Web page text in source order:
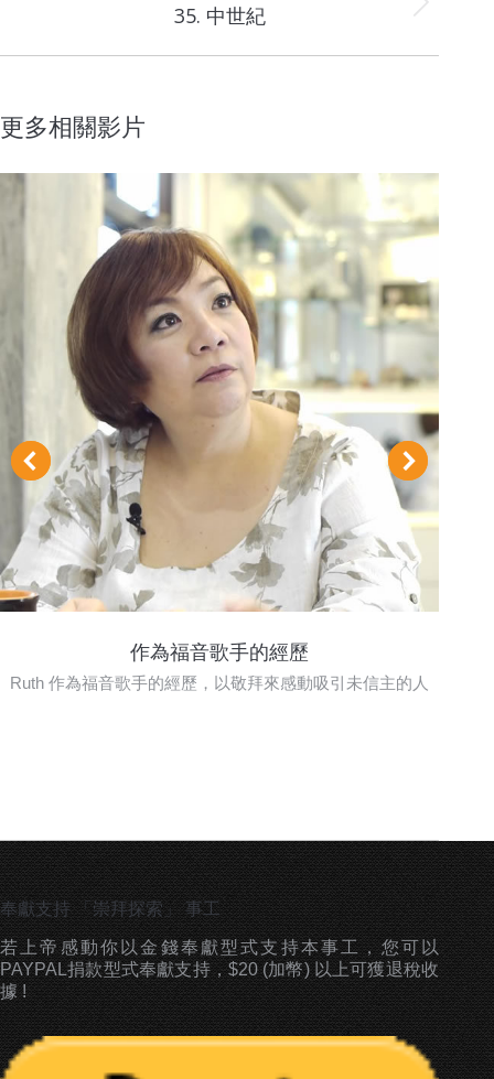
Next
35. 中世紀
更多相關影片
作為福音歌手的經歷
Ruth 作為福音歌手的經歷，以敬拜來感動吸引未信主的人
奉獻支持 「崇拜探索」 事工
若上帝感動你以金錢奉獻型式支持本事工，您可以
PAYPAL捐款型式奉獻支持，$20 (加幣) 以上可獲退稅收
據 !